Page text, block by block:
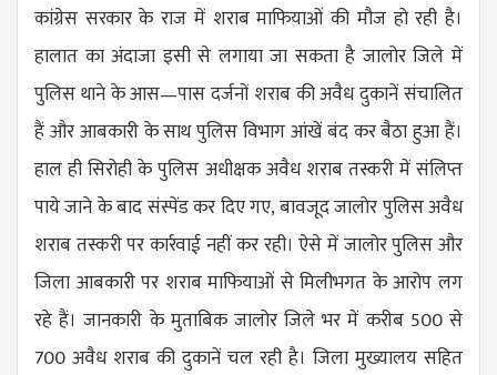
कांग्रेस सरकार के राज में शराब माफियाओं की मौज हो रही है।
हालात का अंदाजा इसी से लगाया जा सकता है जालोर जिले में
पुलिस थाने के आस—पास दर्जनों शराब की अवैध दुकानें संचालित
हैं और आबकारी के साथ पुलिस विभाग आंखें बंद कर बैठा हुआ हैं।
हाल ही सिरोही के पुलिस अधीक्षक अवैध शराब तस्करी में संलिप्त
पाये जाने के बाद संस्पेंड कर दिए गए, बावजूद जालोर पुलिस अवैध
शराब तस्करी पर कार्रवाई नहीं कर रही। ऐसे में जालोर पुलिस और
जिला आबकारी पर शराब माफियाओं से मिलीभगत के आरोप लग
रहे हैं। जानकारी के मुताबिक जालोर जिले भर में करीब 500 से
700 अवैध शराब की दुकानें चल रही है। जिला मुख्यालय सहित